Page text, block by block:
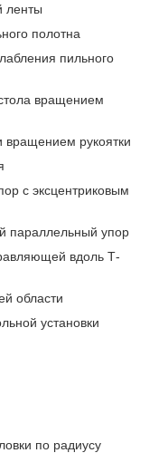
ленты
полотна
пильного
вращением
вращением рукоятки
с эксцентриковым
параллельный упор
вдоль Т-
области
установки
по радиусу